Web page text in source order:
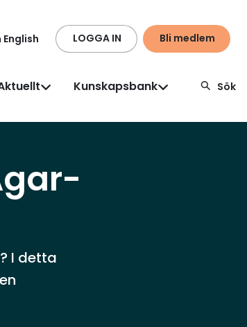
English LOGGA IN Bli medlem
Kunskapsbank Sök
I detta